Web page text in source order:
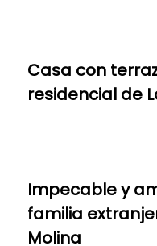
Casa con
residencial de
Impecable y
familia
Molina